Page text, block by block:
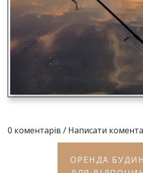
0 коментарів / Написати
ОРЕНДА